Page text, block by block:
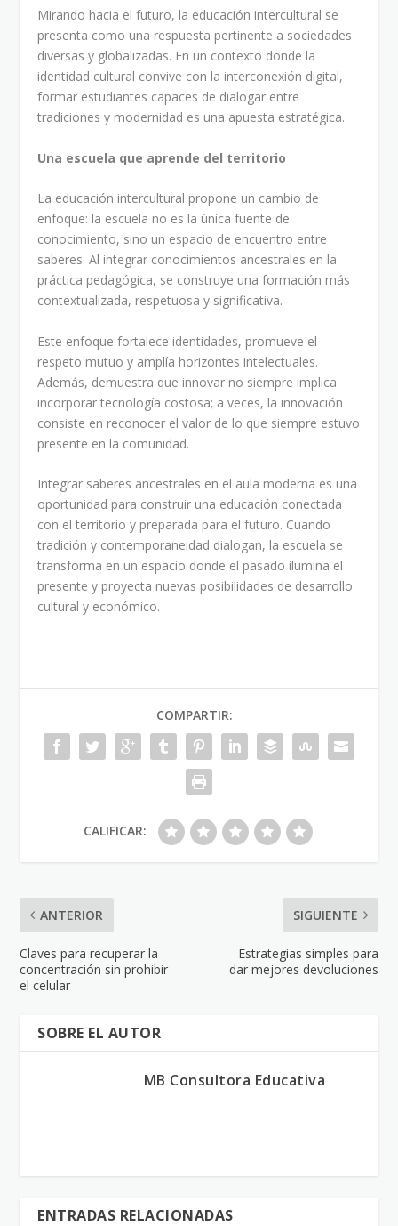
Mirando hacia el futuro, la educación intercultural se
presenta como una respuesta pertinente a sociedades
diversas y globalizadas. En un contexto donde la
identidad cultural convive con la interconexión digital,
formar estudiantes capaces de dialogar entre
tradiciones y modernidad es una apuesta estratégica.
Una escuela que aprende del territorio
La educación intercultural propone un cambio de
enfoque: la escuela no es la única fuente de
conocimiento, sino un espacio de encuentro entre
saberes. Al integrar conocimientos ancestrales en la
práctica pedagógica, se construye una formación más
contextualizada, respetuosa y significativa.
Este enfoque fortalece identidades, promueve el
respeto mutuo y amplía horizontes intelectuales.
Además, demuestra que innovar no siempre implica
incorporar tecnología costosa; a veces, la innovación
consiste en reconocer el valor de lo que siempre estuvo
presente en la comunidad.
Integrar saberes ancestrales en el aula moderna es una
oportunidad para construir una educación conectada
con el territorio y preparada para el futuro. Cuando
tradición y contemporaneidad dialogan, la escuela se
transforma en un espacio donde el pasado ilumina el
presente y proyecta nuevas posibilidades de desarrollo
cultural y económico.
COMPARTIR:
CALIFICAR:
ANTERIOR
Claves para recuperar la
concentración sin prohibir
el celular
SIGUIENTE
Estrategias simples para
dar mejores devoluciones
SOBRE EL AUTOR
MB Consultora Educativa
ENTRADAS RELACIONADAS